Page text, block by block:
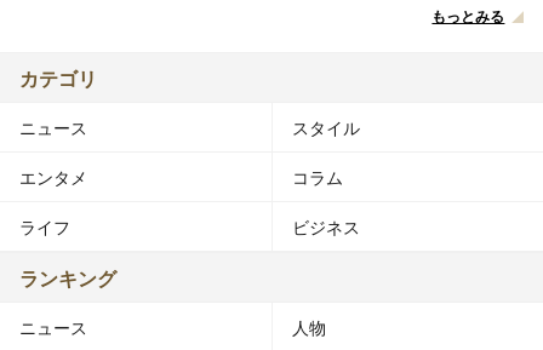
もっとみる
カテゴリ
ニュース スタイル
エンタメ コラム
ライフ ビジネス
ランキング
ニュース 人物